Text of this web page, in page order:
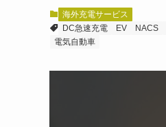
海外充電サービス
DC急速充電
EV NACS
電気自動車